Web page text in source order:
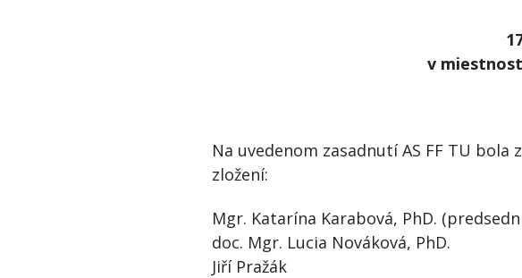
v
Na uvedenom zasadnutí AS FF TU
zložení:
Mgr. Katarína Karabová, PhD.
doc. Mgr. Lucia Nováková, PhD.
Jiří Pražák